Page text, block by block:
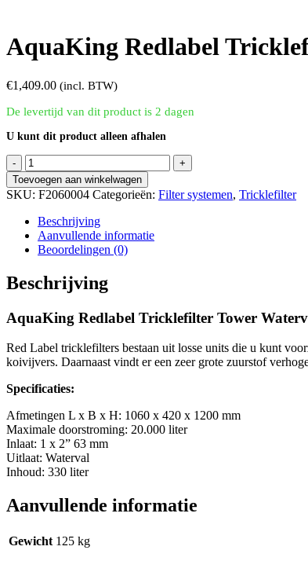
AquaKing Redlabel
€1,409.00 (incl. BTW)
De levertijd van dit product is 2 dagen
U kunt dit product alleen afhalen
AquaKing
Redlabel
Tricklefilter
Tower
Waterval
Big
aantal
Toevoegen aan winkelwagen
SKU: F2060004 Categorieën: Filter systemen, Tricklefilter
Beschrijving
Aanvullende informatie
Beoordelingen (0)
Beschrijving
AquaKing Redlabel Tricklefilter Tower
Red Label tricklefilters bestaan uit losse units die u kunt
koivijvers. Daarnaast vindt er een zeer grote zuurstof
Specificaties:
Afmetingen L x B x H: 1060 x 420 x 1200 mm
Maximale doorstroming: 20.000 liter
Inlaat: 1 x 2” 63 mm
Uitlaat: Waterval
Inhoud: 330 liter
Aanvullende informatie
Gewicht 125 kg